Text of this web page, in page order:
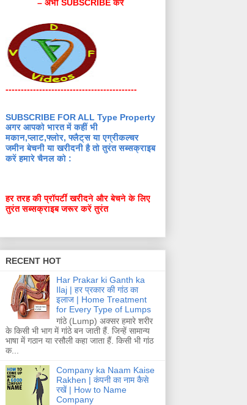
– अभी SUBSCRIBE करें
-------------------------------------------
SUBSCRIBE FOR ALL Type Property
अगर आपको भारत में कहीं भी
मकान,प्लाट,फ्लोर, फ्लैट्स या एग्रीकल्चर
जमीन बेचनी या खरीदनी है तो तुरंत सब्सक्राइब
करें हमारे चैनल को :
हर तरह की प्रॉपर्टी खरीदने और बेचने के लिए
तुरंत सब्सक्राइब जरूर करें तुरंत
RECENT HOT
Har Prakar ki Ganth ka
Ilaj | हर प्रकार की गांठ का
इलाज | Home Treatment
for Every Type of Lumps
गांठे (Lump) अक्सर हमारे शरीर
के किसी भी भाग में गांठे बन जाती हैं. जिन्हें सामान्य
भाषा में गठान या रसौली कहा जाता हैं. किसी भी गांठ
क...
Company ka Naam Kaise
Rakhen | कंपनी का नाम कैसे
रखें | How to Name
Company